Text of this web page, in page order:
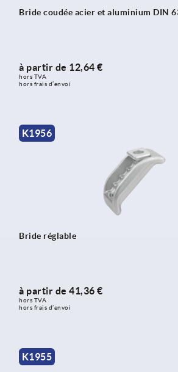
Bride coudée acier et aluminium DIN
à partir de 12,64 €
hors TVA
hors frais d’envoi
K1956
Bride réglable
à partir de 41,36 €
hors TVA
hors frais d’envoi
K1955